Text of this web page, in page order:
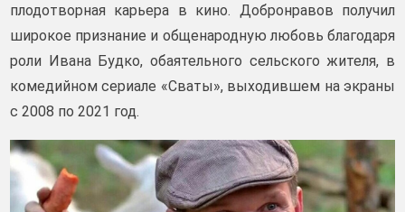
плодотворная карьера в кино. Добронравов получил
широкое признание и общенародную любовь благодаря
роли Ивана Будко, обаятельного сельского жителя, в
комедийном сериале «Сваты», выходившем на экраны
с 2008 по 2021 год.